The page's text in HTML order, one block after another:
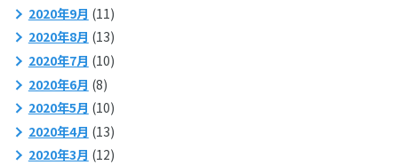
2020年9月 (11)
2020年8月 (13)
2020年7月 (10)
2020年6月 (8)
2020年5月 (10)
2020年4月 (13)
2020年3月 (12)